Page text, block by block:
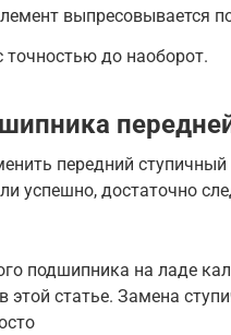
выпресовывается
точностью до наоборот.
передний
успешно, достаточно
подшипника на ладе
статье. Замена